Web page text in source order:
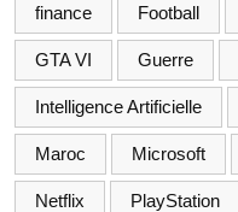
finance Football
GTA VI Guerre
Intelligence Artificielle
Maroc Microsoft
Netflix PlayStation